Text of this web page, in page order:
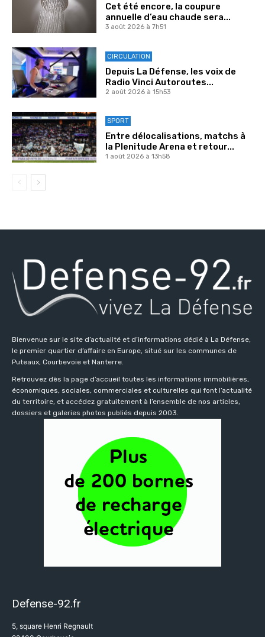
Cet été encore, la coupure
annuelle d’eau chaude sera...
3 août 2026 à 7h51
CIRCULATION
Depuis La Défense, les voix de
Radio Vinci Autoroutes...
2 août 2026 à 15h53
SPORT
Entre délocalisations, matchs à
la Plenitude Arena et retour...
1 août 2026 à 13h58
Bienvenue sur le site d’actualité et d’informations dédié à La Défense,
le premier quartier d’affaire en Europe, situé sur les communes de
Puteaux, Courbevoie et Nanterre.
Retrouvez dès la page d’accueil toutes les informations immobilières,
économiques, sociales, commerciales et culturelles qui font l’actualité
du territoire, et accédez gratuitement à l’ensemble de nos articles,
dossiers et galeries photos publiés depuis 2003.
Defense-92.fr
5, square Henri Regnault